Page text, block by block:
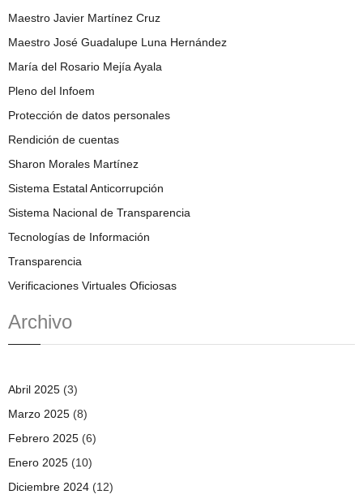
Maestro Javier Martínez Cruz
Maestro José Guadalupe Luna Hernández
María del Rosario Mejía Ayala
Pleno del Infoem
Protección de datos personales
Rendición de cuentas
Sharon Morales Martínez
Sistema Estatal Anticorrupción
Sistema Nacional de Transparencia
Tecnologías de Información
Transparencia
Verificaciones Virtuales Oficiosas
Archivo
Abril 2025 (3)
Marzo 2025 (8)
Febrero 2025 (6)
Enero 2025 (10)
Diciembre 2024 (12)